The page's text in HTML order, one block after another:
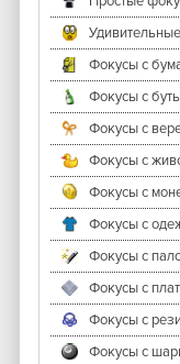
Фокусы с
Фокусы с
Фокусы с
Фокусы с
Фокусы с
Фокусы с
Фокусы с
Фокусы с
Фокусы с
Фокусы с